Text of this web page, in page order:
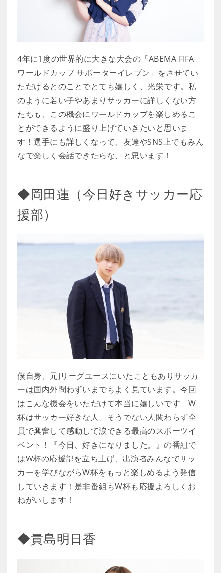
4年に1度の世界的に大きな大会の「ABEMA FIFA
ワールドカップ サポーターイレブン」をさせてい
ただけるとのことでとても嬉しく、光栄です。私
のように若い子やあまりサッカーに詳しくない方
たちも、この機会にワールドカップを楽しめるこ
とができるように盛り上げていきたいと思いま
す！選手にも詳しくなって、友達やSNS上でもみん
なで楽しく会話できたらな、と思います！
◆岡田蓮（今日好きサッカー応
援部）
僕自身、元Jリーグユースにいたこともありサッカ
ーは国内外問わずいまでもよく見ています。今回
はこんな機会をいただけて本当に嬉しいです！W
杯はサッカー好きな人、そうでない人関わらず全
員で興奮して感動して涙できる最高のスポーツイ
ベント！『今日、好きになりました。』の番組で
はW杯の応援部を立ち上げ、出演者みんなでサッ
カーを学びながらW杯をもっと楽しめるよう発信
していきます！是非番組もW杯も応援よろしくお
ねがいします！
◆貴島明日香